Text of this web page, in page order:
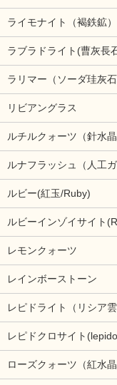
ライモナイト（褐鉄鉱）
ラブラドライト(曹灰長
ラリマー（ソーダ珪灰石
リビアングラス
ルチルクォーツ（針水
ルナフラッシュ（人工ガ
ルビー(紅玉/Ruby)
ルビーインゾイサイト
レモンクォーツ
レインボーストーン
レピドライト（リシア
レピドクロサイト
ローズクォーツ（紅水